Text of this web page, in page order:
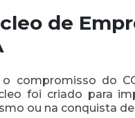
de
compromisso do
foi criado para
ou na conquista